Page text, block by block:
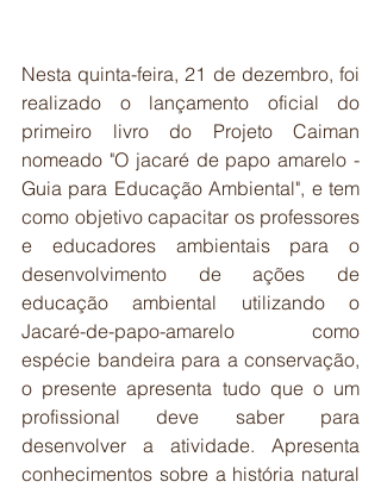
Nesta quinta-feira, 21 de dezembro, foi
realizado o lançamento oficial do
primeiro livro do Projeto Caiman
nomeado "O jacaré de papo amarelo -
Guia para Educação Ambiental", e tem
como objetivo capacitar os professores
e educadores ambientais para o
desenvolvimento de ações de
educação ambiental utilizando o
Jacaré-de-papo-amarelo como
espécie bandeira para a conservação,
o presente apresenta tudo que o um
profissional deve saber para
desenvolver a atividade. Apresenta
conhecimentos sobre a história natural